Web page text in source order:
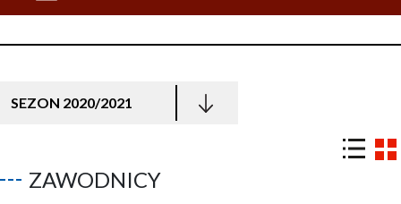
SEZON 2020/2021
ZAWODNICY